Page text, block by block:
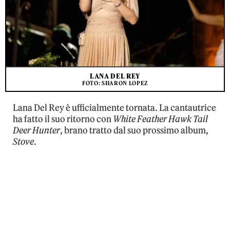
LANA DEL REY
FOTO: SHARON LOPEZ
Lana Del Rey è ufficialmente tornata. La cantautrice
ha fatto il suo ritorno con White Feather Hawk Tail
Deer Hunter, brano tratto dal suo prossimo album,
Stove.